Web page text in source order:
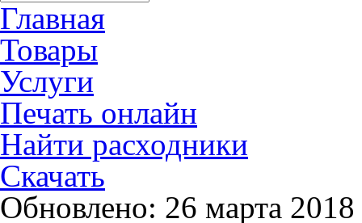
Главная
Товары
Услуги
Печать онлайн
Найти расходники
Скачать
Обновлено: 26 марта 2018